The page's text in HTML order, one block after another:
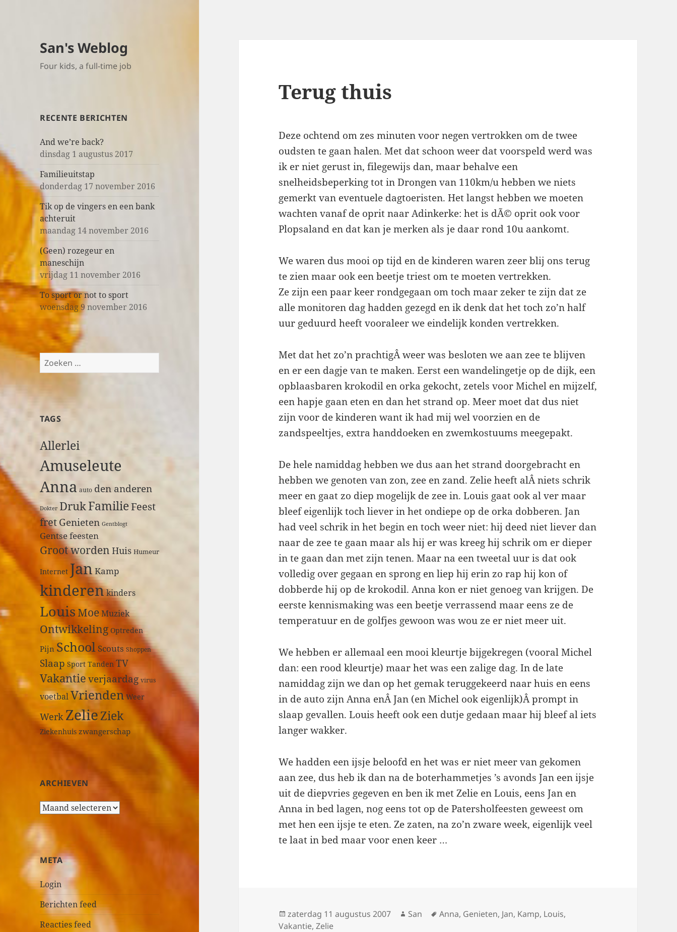
San's Weblog
Four kids, a full-time job
RECENTE BERICHTEN
And we’re back?
dinsdag 1 augustus 2017
Familieuitstap
donderdag 17 november 2016
Tik op de vingers en een bank
achteruit
maandag 14 november 2016
(Geen) rozegeur en
maneschijn
vrijdag 11 november 2016
To sport or not to sport
woensdag 9 november 2016
Z
o
k
n
a
r
TAGS
Allerlei
Amuseleute
Anna auto den anderen
Dokter DrukFamilieFeest
fretGenieten Gentblogt
Gentse feesten
Groot worden Huis Humeur
Internet JanKamp
kinderenkinders
LouisMoeMuziek
Ontwikkeling Optreden
Pijn School Scouts Shoppen
Slaap Sport Tanden TV
Vakantieverjaardag virus
voetbalVrienden Weer
Werk ZelieZiek
Ziekenhuis zwangerschap
ARCHIEVEN
A
r
c
h
i
v
e
n
META
Login
Berichten feed
Reacties feed
Terug thuis
Deze ochtend om zes minuten voor negen vertrokken om de twee
oudsten te gaan halen. Met dat schoon weer dat voorspeld werd was
ik er niet gerust in, filegewijs dan, maar behalve een
snelheidsbeperking tot in Drongen van 110km/u hebben we niets
gemerkt van eventuele dagtoeristen. Het langst hebben we moeten
wachten vanaf de oprit naar Adinkerke: het is dÃ© oprit ook voor
Plopsaland en dat kan je merken als je daar rond 10u aankomt.
We waren dus mooi op tijd en de kinderen waren zeer blij ons terug
te zien maar ook een beetje triest om te moeten vertrekken.
Ze zijn een paar keer rondgegaan om toch maar zeker te zijn dat ze
alle monitoren dag hadden gezegd en ik denk dat het toch zo’n half
uur geduurd heeft vooraleer we eindelijk konden vertrekken.
Met dat het zo’n prachtigÂ weer was besloten we aan zee te blijven
en er een dagje van te maken. Eerst een wandelingetje op de dijk, een
opblaasbaren krokodil en orka gekocht, zetels voor Michel en mijzelf,
een hapje gaan eten en dan het strand op. Meer moet dat dus niet
zijn voor de kinderen want ik had mij wel voorzien en de
zandspeeltjes, extra handdoeken en zwemkostuums meegepakt.
De hele namiddag hebben we dus aan het strand doorgebracht en
hebben we genoten van zon, zee en zand. Zelie heeft alÂ niets schrik
meer en gaat zo diep mogelijk de zee in. Louis gaat ook al ver maar
bleef eigenlijk toch liever in het ondiepe op de orka dobberen. Jan
had veel schrik in het begin en toch weer niet: hij deed niet liever dan
naar de zee te gaan maar als hij er was kreeg hij schrik om er dieper
in te gaan dan met zijn tenen. Maar na een tweetal uur is dat ook
volledig over gegaan en sprong en liep hij erin zo rap hij kon of
dobberde hij op de krokodil. Anna kon er niet genoeg van krijgen. De
eerste kennismaking was een beetje verrassend maar eens ze de
temperatuur en de golfjes gewoon was wou ze er niet meer uit.
We hebben er allemaal een mooi kleurtje bijgekregen (vooral Michel
dan: een rood kleurtje) maar het was een zalige dag. In de late
namiddag zijn we dan op het gemak teruggekeerd naar huis en eens
in de auto zijn Anna enÂ Jan (en Michel ook eigenlijk)Â prompt in
slaap gevallen. Louis heeft ook een dutje gedaan maar hij bleef al iets
langer wakker.
We hadden een ijsje beloofd en het was er niet meer van gekomen
aan zee, dus heb ik dan na de boterhammetjes ’s avonds Jan een ijsje
uit de diepvries gegeven en ben ik met Zelie en Louis, eens Jan en
Anna in bed lagen, nog eens tot op de Patersholfeesten geweest om
met hen een ijsje te eten. Ze zaten, na zo’n zware week, eigenlijk veel
te laat in bed maar voor enen keer …
Geplaatst
op
zaterdag 11 augustus 2007 Auteur
San Tags
Anna, Genieten, Jan, Kamp, Louis,
Vakantie,Zelie